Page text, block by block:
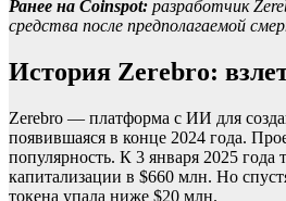
Ранее на Coinspot: разработчик
средства после предполагаемой
История Zerebro:
Zerebro — платформа с ИИ для
появившаяся в конце 2024 года.
популярность. К 3 января 2025 года
капитализации в $660 млн. Но
токена упала ниже $20 млн.